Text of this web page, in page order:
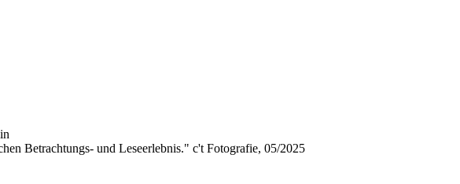
Betrachtungs- und Leseerlebnis." c't Fotografie, 05/2025